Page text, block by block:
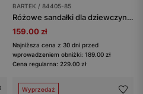
BARTEK / 84405-85
Różowe sandałki dla dziewczynki z błyszczącą wstawką BARTEK 84405-85
159.00 zł
Najniższa cena z 30 dni przed
wprowadzeniem obniżki: 189.00 zł
Cena regularna: 229.00 zł
Wyprzedaż